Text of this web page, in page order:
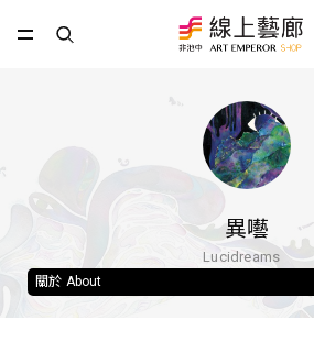
異囈
Lucidreams
關於 About